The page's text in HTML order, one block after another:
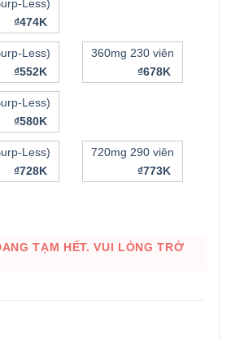
Less)
₫474K
Less)
₫552K
360mg 230 viên
₫678K
Less)
₫580K
Less)
₫728K
720mg 290 viên
₫773K
TẠM HẾT. VUI LÒNG TRỞ